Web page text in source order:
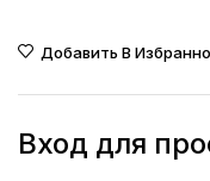
Добавить В
Вход для